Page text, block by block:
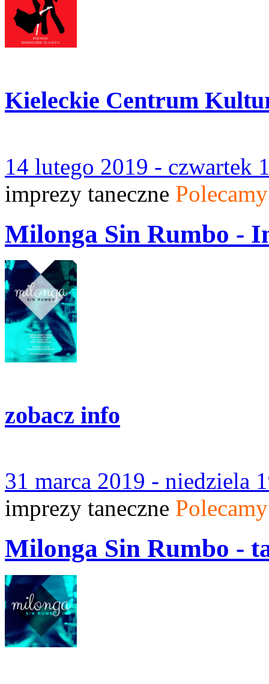
Kieleckie Centrum
14 lutego 2019 - czwartek
imprezy taneczne Polecamy
Milonga Sin Rumbo -
zobacz info
31 marca 2019 - niedziela
imprezy taneczne Polecamy
Milonga Sin Rumbo -